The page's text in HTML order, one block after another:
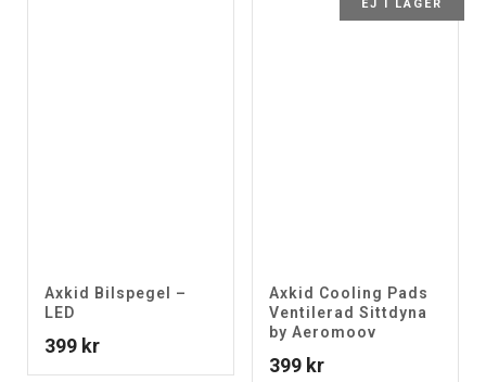
Axkid Bilspegel –
LED
399 kr
EJ I LAGER
Axkid Cooling Pads
Ventilerad Sittdyna
by Aeromoov
399 kr